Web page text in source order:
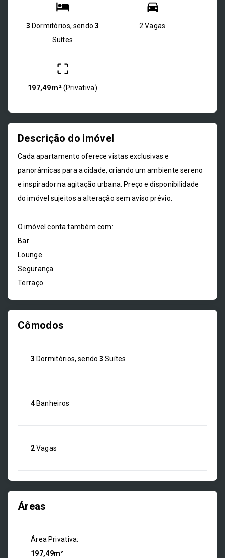
3 Dormitórios, sendo 3
Suítes
2 Vagas
197,49 m²(Privativa)
Descrição do imóvel
Cada apartamento oferece vistas exclusivas e
panorâmicas para a cidade, criando um ambiente sereno
e inspirador na agitação urbana. Preço e disponibilidade
do imóvel sujeitos a alteração sem aviso prévio.
O imóvel conta também com:
Bar
Lounge
Segurança
Terraço
Cômodos
3 Dormitórios, sendo3 Suítes
4Banheiros
2Vagas
Áreas
Área Privativa:
197,49m²